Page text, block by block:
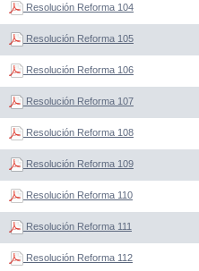
Resolución Reforma 104
Resolución Reforma 105
Resolución Reforma 106
Resolución Reforma 107
Resolución Reforma 108
Resolución Reforma 109
Resolución Reforma 110
Resolución Reforma 111
Resolución Reforma 112